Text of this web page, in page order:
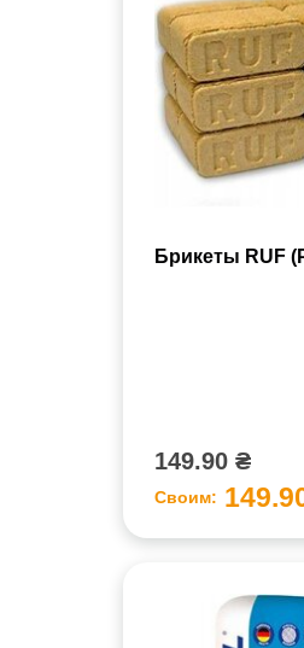
Брикеты RUF
149.90 ₴
Своим: